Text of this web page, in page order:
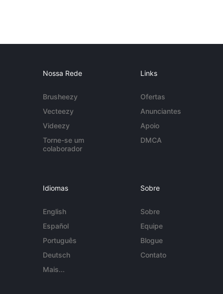
Nossa Rede
Brusheezy
Vecteezy
Videezy
Torne-se um
colaborador
Links
Ofertas
Anunciantes
Apoio
DMCA
Idiomas
English
Español
Português
Deutsch
Mais...
Sobre
Sobre
Equipe
Blogue
Contato